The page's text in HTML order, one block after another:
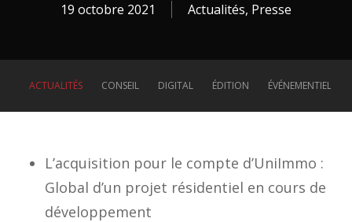
19 octobre 2021 Actualités, Presse
ACTUALITÉS CONSEIL DIGITAL ÉDITION ÉVÉNEMENTIEL
L’acquisition pour le compte d’UniImmo :
Global d’un projet résidentiel en cours de
développement